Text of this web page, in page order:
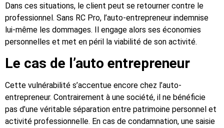
Dans ces situations, le client peut se retourner contre le
professionnel. Sans RC Pro, l’auto-entrepreneur indemnise
lui-même les dommages. Il engage alors ses économies
personnelles et met en péril la viabilité de son activité.
Le cas de l’auto entrepreneur
Cette vulnérabilité s’accentue encore chez l’auto-
entrepreneur. Contrairement à une société, il ne bénéficie
pas d’une véritable séparation entre patrimoine personnel et
activité professionnelle. En cas de condamnation, une saisie